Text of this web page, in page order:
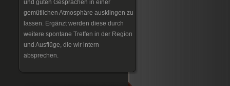
und guten Gesprächen in einer
gemütlichen Atmosphäre ausklingen zu
lassen. Ergänzt werden diese durch
weitere spontane Treffen in der Region
und Ausflüge, die wir intern
absprechen.